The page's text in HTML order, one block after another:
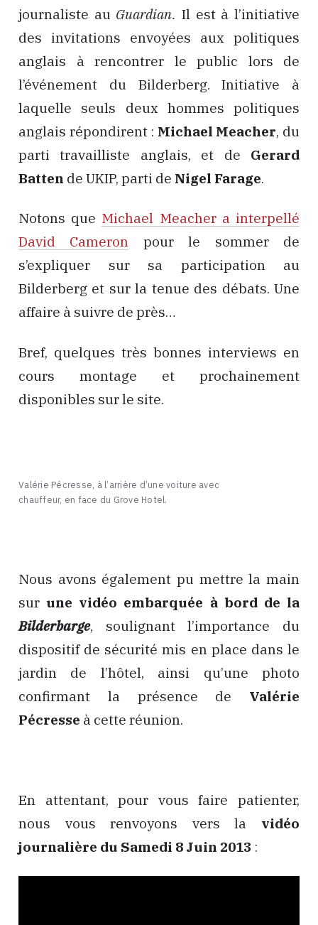
journaliste au Guardian.Il est à l’initiative
des invitations envoyées aux politiques
anglais à rencontrer le public lors de
l’événement du Bilderberg. Initiative à
laquelle seuls deux hommes politiques
anglais répondirent : Michael Meacher, du
parti travailliste anglais, et de Gerard
Batten de UKIP, parti de Nigel Farage.
Notons que Michael Meacher a interpellé
David Cameron pour le sommer de
s’expliquer sur sa participation au
Bilderberg et sur la tenue des débats. Une
affaire à suivre de près…
Bref, quelques très bonnes interviews en
cours montage et prochainement
disponibles sur le site.
Valérie Pécresse, à l’arrière d’une voiture avec
chauffeur, en face du Grove Hotel.
Nous avons également pu mettre la main
surune vidéo embarquée à bord de la
Bilderbarge, soulignant l’importance du
dispositif de sécurité mis en place dans le
jardin de l’hôtel, ainsi qu’une photo
confirmant la présence de Valérie
Pécresse à cette réunion.
En attentant, pour vous faire patienter,
nous vous renvoyons vers la vidéo
journalière du Samedi 8 Juin 2013 :